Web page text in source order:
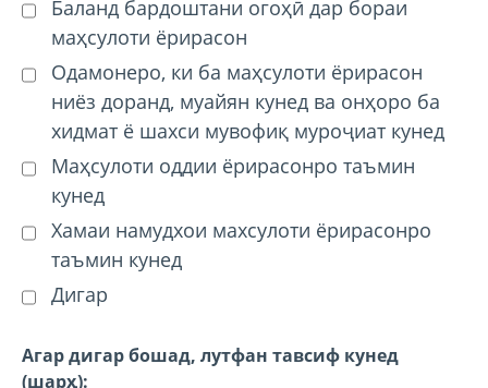
Баланд бардоштани огоҳӣ дар бораи
маҳсулоти ёрирасон
Одамонеро, ки ба маҳсулоти ёрирасон
ниёз доранд, муайян кунед ва онҳоро ба
хидмат ё шахси мувофиқ муроҷиат кунед
Маҳсулоти оддии ёрирасонро таъмин
кунед
Хамаи намудхои махсулоти ёрирасонро
таъмин кунед
Дигар
Агар дигар бошад, лутфан тавсиф кунед
(шарҳ):